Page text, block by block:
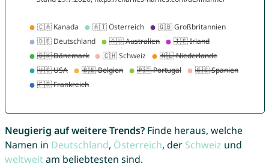
Neugierig auf weitere Trends?Finde heraus, welche
Namen in Deutschland, Österreich, der Schweiz und
weltweitam beliebtesten sind.